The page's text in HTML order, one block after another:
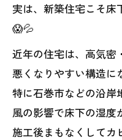
実は、新築住宅こそ床
😱💦
近年の住宅は、高気密
悪くなりやすい構造に
特に石巻市などの沿岸
風の影響で床下の湿度
施工後まもなくしてカ